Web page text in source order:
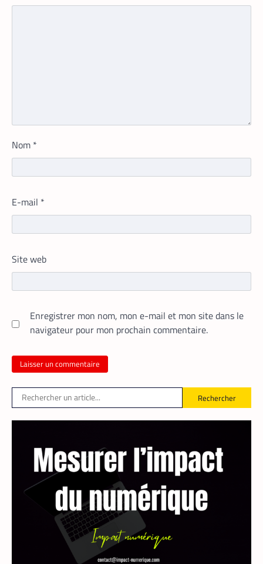
Nom *
E-mail *
Site web
Enregistrer mon nom, mon e-mail et mon site dans le
navigateur pour mon prochain commentaire.
Rechercher
Heetch : désormais, les passagers
leur course
En lançant sa nouvelle application,
tarifs.
FINTECH , TECH AFRIQUE
Mobile money, cryptomonnaie : PayPal
abat deux cartes maîtresses pour
s’imposer en Afrique
Armel Djoba 22 mai 2026